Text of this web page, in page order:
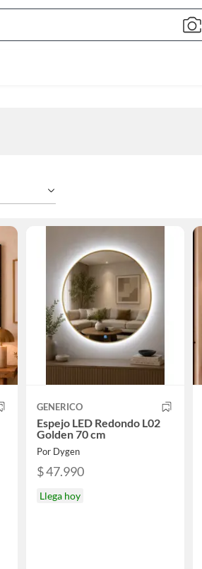
Bar
GENERICO
Espejo LED Redondo L02
Golden 70 cm
Por Dygen
$ 47.990
Llega hoy